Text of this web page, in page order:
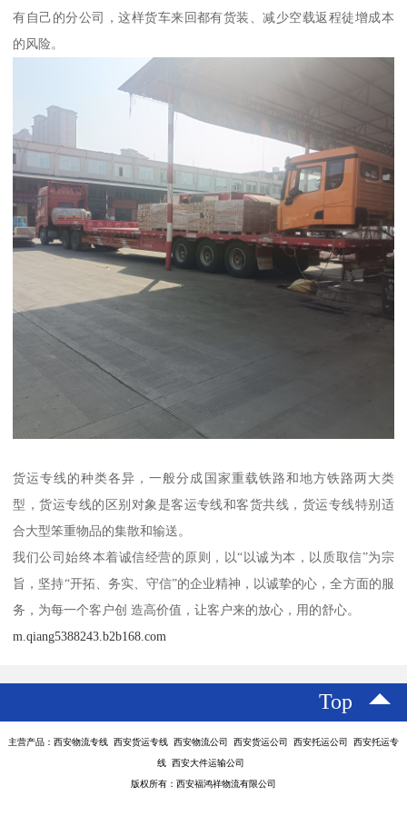
有自己的分公司，这样货车来回都有货装、减少空载返程徒增成本
的风险。
货运专线的种类各异，一般分成国家重载铁路和地方铁路两大类
型，货运专线的区别对象是客运专线和客货共线，货运专线特别适
合大型笨重物品的集散和输送。
我们公司始终本着诚信经营的原则，以“以诚为本，以质取信”为宗
旨，坚持“开拓、务实、守信”的企业精神，以诚挚的心，全方面的服
务，为每一个客户创 造高价值，让客户来的放心，用的舒心。
m.qiang5388243.b2b168.com
Top
主营产品：西安物流专线 西安货运专线 西安物流公司 西安货运公司 西安托运公司 西安托运专
线 西安大件运输公司
版权所有：西安福鸿祥物流有限公司